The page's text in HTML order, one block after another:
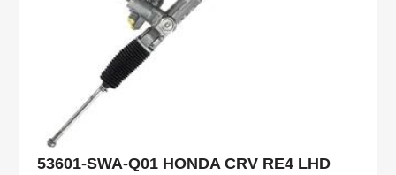
53601-SWA-Q01 HONDA CRV RE4 LHD